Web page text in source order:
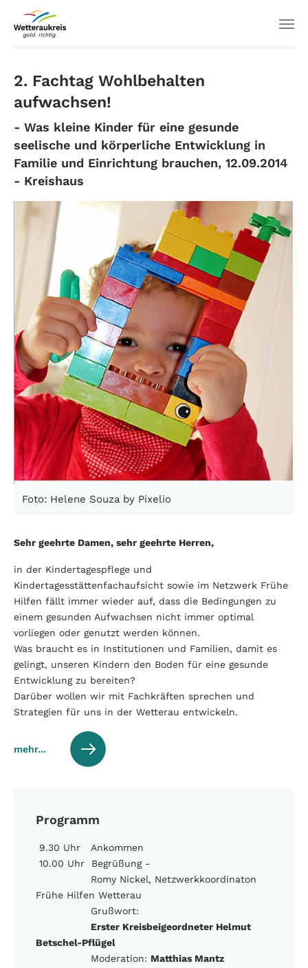
2. Fachtag Wohlbehalten
aufwachsen!
- Was kleine Kinder für eine gesunde
seelische und körperliche Entwicklung in
Familie und Einrichtung brauchen, 12.09.2014
- Kreishaus
Foto: Helene Souza by Pixelio
Sehr geehrte Damen, sehr geehrte Herren,
in der Kindertagespflege und
Kindertagesstättenfachaufsicht sowie im Netzwerk Frühe
Hilfen fällt immer wieder auf, dass die Bedingungen zu
einem gesunden Aufwachsen nicht immer optimal
vorliegen oder genutzt werden können.
Was braucht es in Institutionen und Familien, damit es
gelingt, unseren Kindern den Boden für eine gesunde
Entwicklung zu bereiten?
Darüber wollen wir mit Fachkräften sprechen und
Strategien für uns in der Wetterau entwickeln.
mehr...
Programm
9.30 Uhr Ankommen
10.00 Uhr Begrüßung -
Romy Nickel, Netzwerkkoordinaton
Frühe Hilfen Wetterau
Grußwort:
Erster Kreisbeigeordneter Helmut
Betschel-Pflügel
Moderation: Matthias Mantz